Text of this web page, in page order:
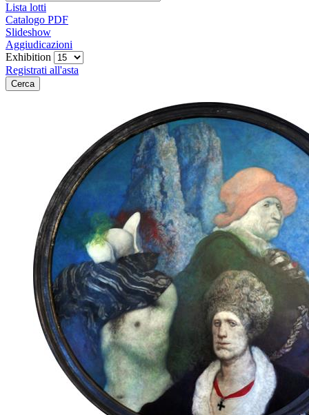
Lista lotti
Catalogo PDF
Slideshow
Aggiudicazioni
Exhibition
Registrati all'asta